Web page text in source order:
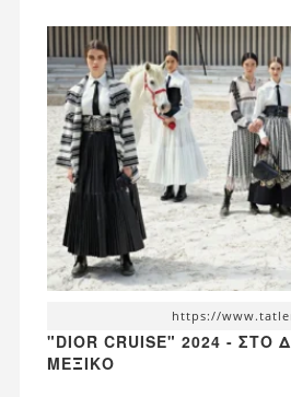
https://
"DIOR CRUISE" 2024 - ΣΤΟ
ΜΕΞΙΚΌ